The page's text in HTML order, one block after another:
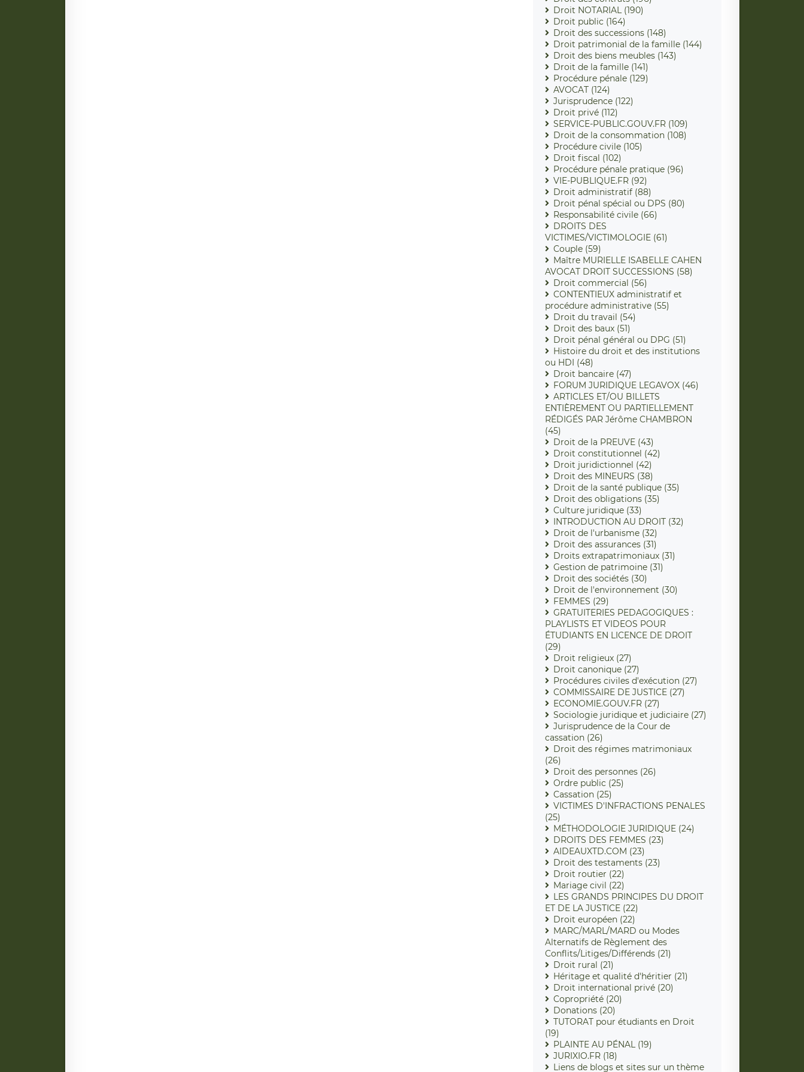
Droit NOTARIAL (190)
Droit public (164)
Droit des successions (148)
Droit patrimonial de la famille (144)
Droit des biens meubles (143)
Droit de la famille (141)
Procédure pénale (129)
AVOCAT (124)
Jurisprudence (122)
Droit privé (112)
SERVICE-PUBLIC.GOUV.FR (109)
Droit de la consommation (108)
Procédure civile (105)
Droit fiscal (102)
Procédure pénale pratique (96)
VIE-PUBLIQUE.FR (92)
Droit administratif (88)
Droit pénal spécial ou DPS (80)
Responsabilité civile (66)
DROITS DES
VICTIMES/VICTIMOLOGIE (61)
Couple (59)
Maître MURIELLE ISABELLE CAHEN
AVOCAT DROIT SUCCESSIONS (58)
Droit commercial (56)
CONTENTIEUX administratif et
procédure administrative (55)
Droit du travail (54)
Droit des baux (51)
Droit pénal général ou DPG (51)
Histoire du droit et des institutions
ou HDI (48)
Droit bancaire (47)
FORUM JURIDIQUE LEGAVOX (46)
ARTICLES ET/OU BILLETS
ENTIÈREMENT OU PARTIELLEMENT
RÉDIGÉS PAR Jérôme CHAMBRON
(45)
Droit de la PREUVE (43)
Droit constitutionnel (42)
Droit juridictionnel (42)
Droit des MINEURS (38)
Droit de la santé publique (35)
Droit des obligations (35)
Culture juridique (33)
INTRODUCTION AU DROIT (32)
Droit de l'urbanisme (32)
Droit des assurances (31)
Droits extrapatrimoniaux (31)
Gestion de patrimoine (31)
Droit des sociétés (30)
Droit de l'environnement (30)
FEMMES (29)
GRATUITERIES PEDAGOGIQUES :
PLAYLISTS ET VIDEOS POUR
ÉTUDIANTS EN LICENCE DE DROIT
(29)
Droit religieux (27)
Droit canonique (27)
Procédures civiles d'exécution (27)
COMMISSAIRE DE JUSTICE (27)
ECONOMIE.GOUV.FR (27)
Sociologie juridique et judiciaire (27)
Jurisprudence de la Cour de
cassation (26)
Droit des régimes matrimoniaux
(26)
Droit des personnes (26)
Ordre public (25)
Cassation (25)
VICTIMES D'INFRACTIONS PENALES
(25)
MÉTHODOLOGIE JURIDIQUE (24)
DROITS DES FEMMES (23)
AIDEAUXTD.COM (23)
Droit des testaments (23)
Droit routier (22)
Mariage civil (22)
LES GRANDS PRINCIPES DU DROIT
ET DE LA JUSTICE (22)
Droit européen (22)
MARC/MARL/MARD ou Modes
Alternatifs de Règlement des
Conflits/Litiges/Différends (21)
Droit rural (21)
Héritage et qualité d'héritier (21)
Droit international privé (20)
Copropriété (20)
Donations (20)
TUTORAT pour étudiants en Droit
(19)
PLAINTE AU PÉNAL (19)
JURIXIO.FR (18)
Liens de blogs et sites sur un thème